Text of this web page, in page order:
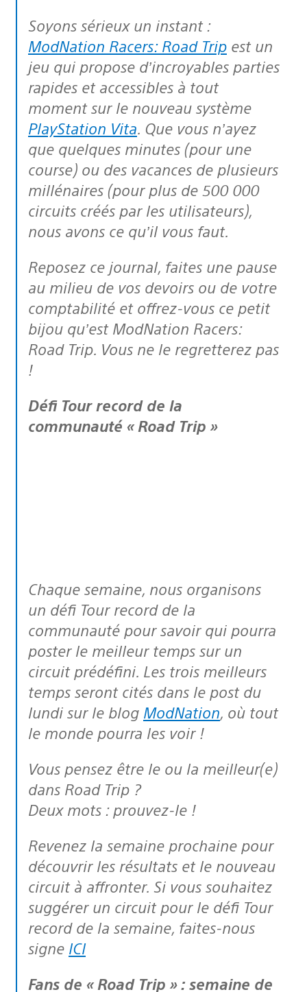
Soyons sérieux un instant :
ModNation Racers: Road Trip est un
jeu qui propose d’incroyables parties
rapides et accessibles à tout
moment sur le nouveau système
PlayStation Vita. Que vous n’ayez
que quelques minutes (pour une
course) ou des vacances de plusieurs
millénaires (pour plus de 500 000
circuits créés par les utilisateurs),
nous avons ce qu’il vous faut.
Reposez ce journal, faites une pause
au milieu de vos devoirs ou de votre
comptabilité et offrez-vous ce petit
bijou qu’est ModNation Racers:
Road Trip. Vous ne le regretterez pas
!
Défi Tour record de la
communauté « Road Trip »
Chaque semaine, nous organisons
un défi Tour record de la
communauté pour savoir qui pourra
poster le meilleur temps sur un
circuit prédéfini. Les trois meilleurs
temps seront cités dans le post du
lundi sur le blog ModNation, où tout
le monde pourra les voir !
Vous pensez être le ou la meilleur(e)
dans Road Trip ?
Deux mots : prouvez-le !
Revenez la semaine prochaine pour
découvrir les résultats et le nouveau
circuit à affronter. Si vous souhaitez
suggérer un circuit pour le défi Tour
record de la semaine, faites-nous
signe ICI
Fans de « Road Trip » : semaine de